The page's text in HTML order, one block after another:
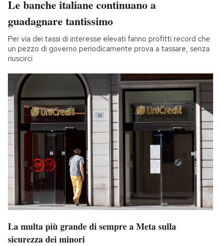
Le banche italiane continuano a
guadagnare tantissimo
Per via dei tassi di interesse elevati fanno profitti record che
un pezzo di governo periodicamente prova a tassare, senza
riuscirci
La multa più grande di sempre a Meta sulla
sicurezza dei minori